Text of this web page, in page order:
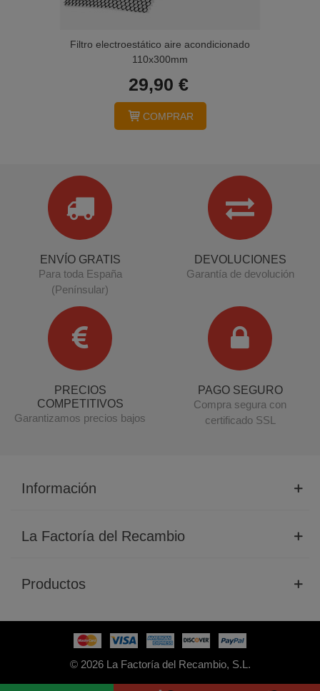
Filtro electroestático aire acondicionado
110x300mm
29,90 €
COMPRAR
ENVÍO GRATIS
Para toda España
(Penínsular)
DEVOLUCIONES
Garantía de devolución
PRECIOS
COMPETITIVOS
Garantizamos precios bajos
PAGO SEGURO
Compra segura con
certificado SSL
Información
La Factoría del Recambio
Productos
© 2026 La Factoría del Recambio, S.L.